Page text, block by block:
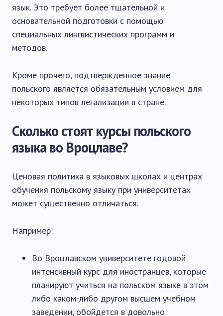
язык. Это требует более тщательной и
основательной подготовки с помощью
специальных лингвистических программ и
методов.
Кроме прочего, подтвержденное знание
польского является обязательным условием для
некоторых типов легализации в стране.
Сколько стоят курсы польского
языка во Вроцлаве?
Ценовая политика в языковых школах и центрах
обучения польскому языку при университетах
может существенно отличаться.
Например:
Во Вроцлавском университете годовой
интенсивный курс для иностранцев, которые
планируют учиться на польском языке в этом
либо каком-либо другом высшем учебном
заведении, обойдется в довольно